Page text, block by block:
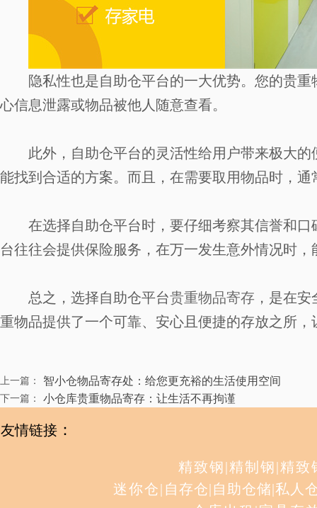
隐私性也是自助仓平台的一大优势。您的贵
心信息泄露或物品被他人随意查看。
此外，自助仓平台的灵活性给用户带来极大
能找到合适的方案。而且，在需要取用物品时，
在选择自助仓平台时，要仔细考察其信誉和
台往往会提供保险服务，在万一发生意外情况时
总之，选择自助仓平台贵重物品寄存 ，是在
重物品提供了一个可靠、安心且便捷的存放之所
上一篇： 智小仓物品寄存处：给您更充裕的生活使用空间
下一篇： 小仓库贵重物品寄存：让生活不再拘谨
精致钢|精制钢|精致
迷你仓| 自存仓| 自助仓储|私人
友情链接 ：